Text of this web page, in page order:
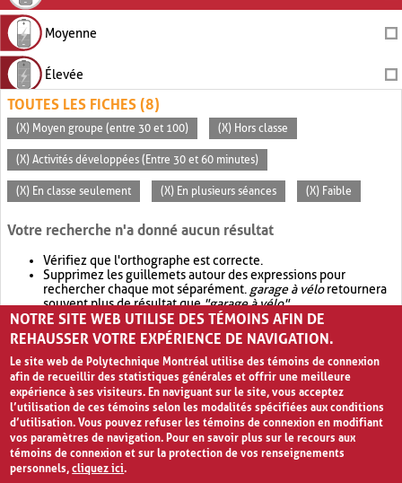
Moyenne
Élevée
TOUTES LES FICHES (8)
(X) Moyen groupe (entre 30 et 100) (X) Hors classe
(X) Activités développées (Entre 30 et 60 minutes)
(X) En classe seulement (X) En plusieurs séances (X) Faible
Votre recherche n'a donné aucun résultat
Vérifiez que l'orthographe est correcte.
Supprimez les guillemets autour des expressions pour
rechercher chaque mot séparément. garage à véloretournera
souvent plus de résultat que"garage à vélo".
Envisagez d'élargir votre recherche avec OR.garage OR vélo
retournera souvent plus de résultat quegarage à vélo
NOTRE SITE WEB UTILISE DES TÉMOINS AFIN DE
REHAUSSER VOTRE EXPÉRIENCE DE NAVIGATION.
Le site web de Polytechnique Montréal utilise des témoins de connexion
afin de recueillir des statistiques générales et offrir une meilleure
expérience à ses visiteurs. En naviguant sur le site, vous acceptez
l’utilisation de ces témoins selon les modalités spécifiées aux conditions
d’utilisation. Vous pouvez refuser les témoins de connexion en modifiant
vos paramètres de navigation. Pour en savoir plus sur le recours aux
témoins de connexion et sur la protection de vos renseignements
personnels,cliquez ici.